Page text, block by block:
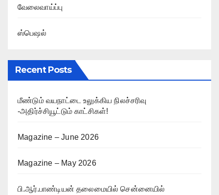
வேலைவாய்ப்பு
ஸ்பெஷல்
Recent Posts
மீண்டும் வயநாட்டை உலுக்கிய நிலச்சரிவு
-அதிர்ச்சியூட்டும் காட்சிகள்!
Magazine – June 2026
Magazine – May 2026
பி.ஆர்.பாண்டியன் தலைமையில் சென்னையில்